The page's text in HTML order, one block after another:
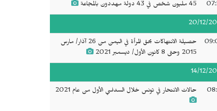
45 مليون شخص في 43 دولة مهددون بالمجاعة
20/12/
حصيلة الانتهاكات بحق المرأة في اليمن من 26 آذار/ مارس
2015 وحتى 8 كانون الأول/ ديسمبر 2021
14/12/
حالات الانتحار في تونس خلال السداسي الأول من عام 2021